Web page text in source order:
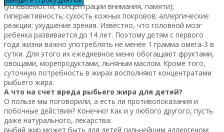
(успеваемости, концентрации внимания, памяти);
гиперактивность; сухость кожных покровов; аллергические
реакции; ухудшение зрения. Известно, что головной мозг
ребенка развивается до 14 лет. Поэтому детям с первого
года жизни важно употреблять не менее 1 грамма омега-3 в
сутки. Для этого их ежедневное меню обогащают фруктами,
овощами, морепродуктами, льняным маслом. Кроме того,
суточную потребность в жирах восполняют концентратами
рыбьего жира.
А что на счет вреда рыбьего жира для детей?
О пользе мы поговорили, а есть ли противопоказания и
побочные действия? Конечно! Как и у любого другого, пусть
даже натурального, лекарства:
рыбий жир может быть для детей сильнейшим аллергеном;